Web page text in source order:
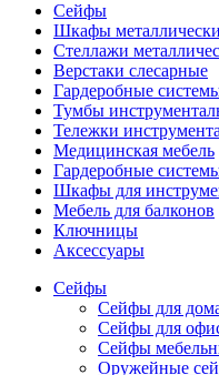
Сейфы
Шкафы
Стеллажи
Верстаки слесарные
Гардеробные
Тумбы
Тележки
Медицинская мебель
Гардеробные
Шкафы для
Мебель для балконов
Ключницы
Аксессуары
Сейфы
Сейфы для
Сейфы для
Сейфы
Оружейные